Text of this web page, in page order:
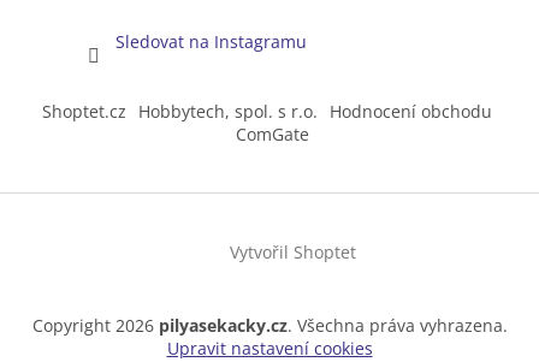
Sledovat na Instagramu
Shoptet.cz Hobbytech, spol. s r.o.
Hodnocení obchodu
ComGate
Vytvořil Shoptet
Copyright 2026 pilyasekacky.cz. Všechna práva vyhrazena.
Upravit nastavení cookies